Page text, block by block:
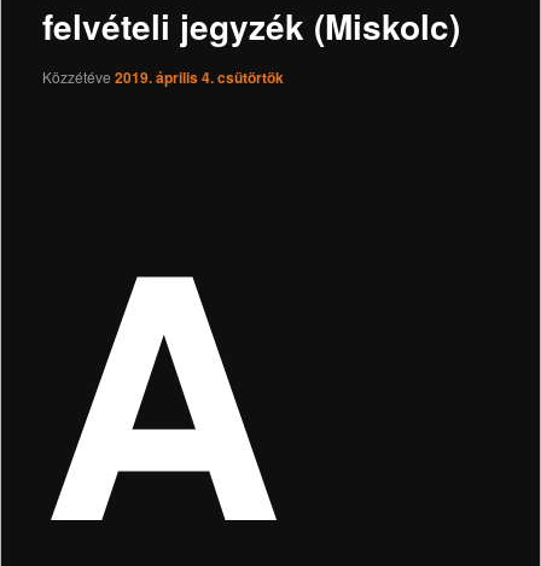
felvételi jegyzék (Miskolc)
Közzétéve 2019. április 4. csütörtök
A